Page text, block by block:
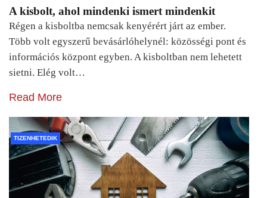
A kisbolt, ahol mindenki ismert mindenkit
Régen a kisboltba nemcsak kenyérért járt az ember.
Több volt egyszerű bevásárlóhelynél: közösségi pont és
információs központ egyben. A kisboltban nem lehetett
sietni. Elég volt…
Read More
TIZENHETEDIK